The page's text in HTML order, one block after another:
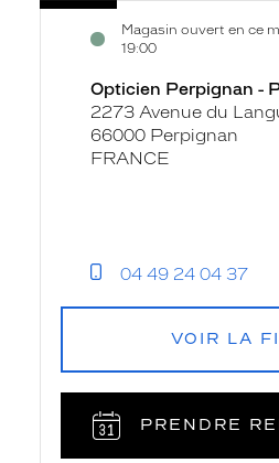
Opticien
Perpignan
Polygone
Magasin ouvert en ce
19:00
Voir
Opticien Perpignan -
2273 Avenue du
66000 Perpignan
FRANCE
04 49 24 04 37
VOIR LA
PRENDRE